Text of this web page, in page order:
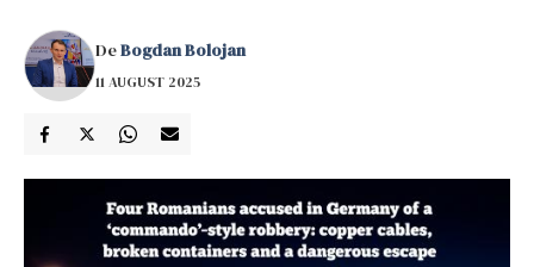
DeBogdan Bolojan
11 AUGUST 2025